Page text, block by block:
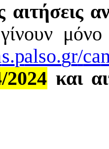
αιτήσεις
s.palso.gr/ca
2024 και α